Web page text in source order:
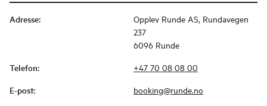
Adresse:
Opplev Runde AS, Rundavegen
237
6096 Runde
Telefon: +47 70 08 08 00
E-post: booking@runde.no